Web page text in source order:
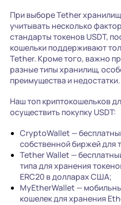
При выборе Tether
учитывать несколько
стандарты токенов USDT,
кошельки поддерживают
Tether. Кроме того, важно
разные типы хранилищ,
преимущества и недостатки.
Наш топ криптокошельков
осуществить покупку USDT:
CryptoWallet —
собственной биржей для
Tether Wallet —
типа для хранения
ERC20 в долларах США;
MyEtherWallet —
кошелек для хранения